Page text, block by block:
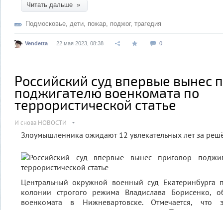
Читать дальше »
Подмосковье дети пожар поджог, трагедия
Vendetta 22 мая 2023, 08:38 0
Российский суд впервые вынес
поджигателю военкомата по
террористической статье
И снова НОВОСТИ
Злоумышленника ожидают 12 увлекательных лет за
Центральный окружной военный суд Екатеринбурга
колонии строгого режима Владислава Борисенко,
военкомата в Нижневартовске. Отмечается, что